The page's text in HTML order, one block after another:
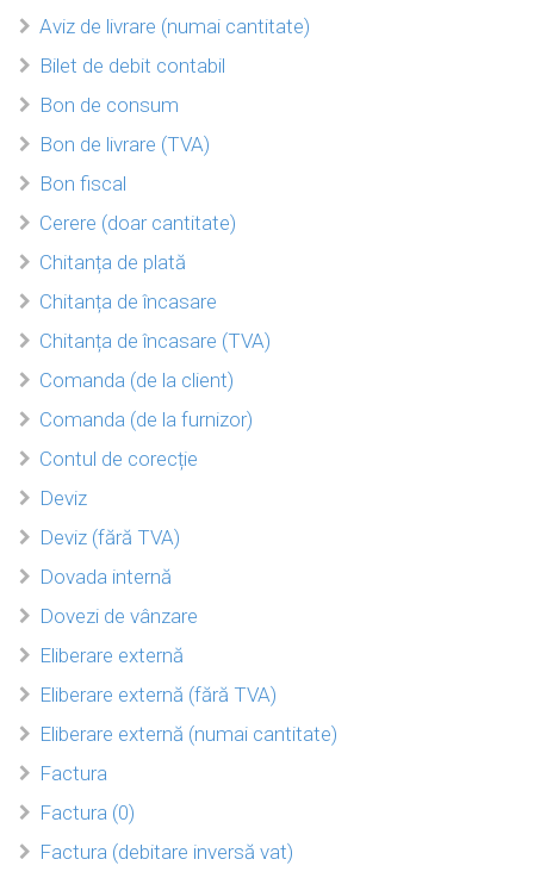
Aviz de livrare (numai cantitate)
Bilet de debit contabil
Bon de consum
Bon de livrare (TVA)
Bon fiscal
Cerere (doar cantitate)
Chitanța de plată
Chitanța de încasare
Chitanța de încasare (TVA)
Comanda (de la client)
Comanda (de la furnizor)
Contul de corecție
Deviz
Deviz (fără TVA)
Dovada internă
Dovezi de vânzare
Eliberare externă
Eliberare externă (fără TVA)
Eliberare externă (numai cantitate)
Factura
Factura (0)
Factura (debitare inversă vat)